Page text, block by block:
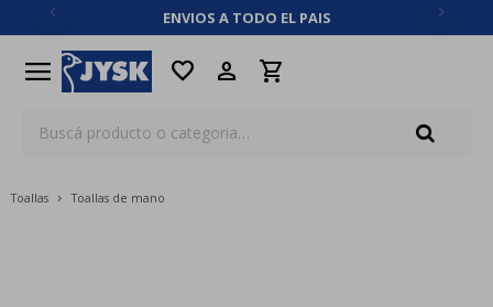
ENVIOS A TODO EL PAIS
menu favorite
Toallas Toallas de mano
close